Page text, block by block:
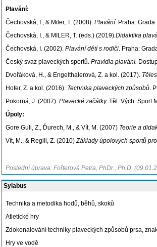
Plavání:
Čechovská, I., & Miler, T. (2008). Plavání. Praha:
Čechovská, I., & MILER, T. (eds.) (2019).Didaktika
Čechovská, I. (2002). Plavání dětí s rodiči. Praha:
Český svaz plaveckých sportů. Pravidla plavání.
Dvořáková, H., & Engelthalerová, Z. a kol. (2017).
Hofer, Z. a kol. (2016). Technika plaveckých způsobů.
Pokorná, J. (2007). Plavecké začátky. Těl. Vých. Sport
Úpoly:
Gore Guli, Z., Ďurech, M., & Vít, M. (2007) Teorie a
Vít, M., & Regili, Z. (2010)Základy úpolových sportů
Poslední úprava: Fořterová Petra, PhDr., Ph.D.
Sylabus
Technika a metodika hodů, běhů, skoků
Atletické hry
Zdokonalování techniky plaveckých způsobů prsa,
Hry ve vodě